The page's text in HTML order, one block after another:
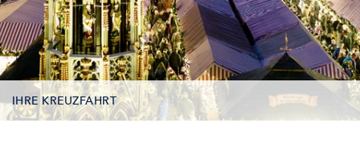
IHRE KREUZFAHRT